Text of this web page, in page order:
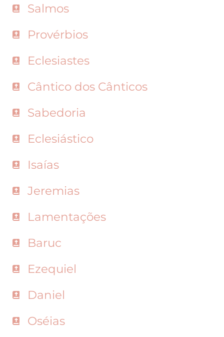
Salmos
Provérbios
Eclesiastes
Cântico dos Cânticos
Sabedoria
Eclesiástico
Isaías
Jeremias
Lamentações
Baruc
Ezequiel
Daniel
Oséias